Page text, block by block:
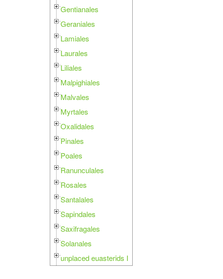
Gentianales
Geraniales
Lamiales
Laurales
Liliales
Malpighiales
Malvales
Myrtales
Oxalidales
Pinales
Poales
Ranunculales
Rosales
Santalales
Sapindales
Saxifragales
Solanales
unplaced euasterids I